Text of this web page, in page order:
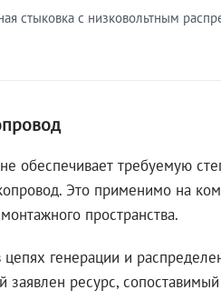
стыковка с низковольтным
обеспечивает требуемую
Это применимо на
пространства.
генерации и
заявлен ресурс,